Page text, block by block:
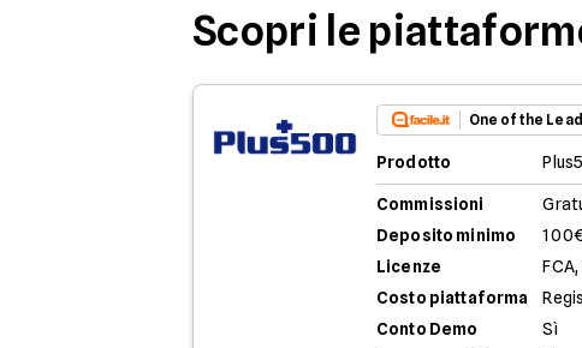
Scopri le
One of the
Prodotto
Commissioni
Deposito minimo
Licenze
Costo piattaforma
Conto Demo
Sì